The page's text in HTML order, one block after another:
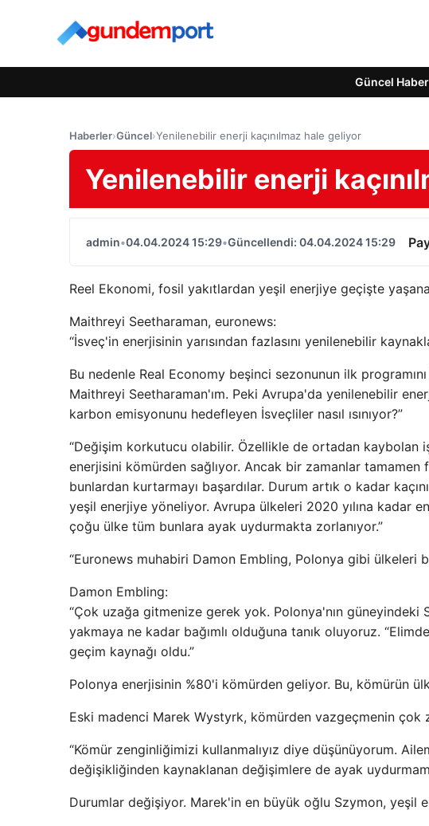
Güncel
Haberler›Güncel›Yenilenebilir enerji kaçınılmaz hale geliyor
Yenilenebilir enerji
admin•04.04.2024 15:29•Güncellendi: 04.04.2024 15:29
Reel Ekonomi, fosil yakıtlardan yeşil enerjiye geçişte
Maithreyi Seetharaman, euronews:
“İsveç'in enerjisinin yarısından fazlasını yenilenebilir
Bu nedenle Real Economy beşinci sezonunun ilk
Maithreyi Seetharaman'ım. Peki Avrupa'da yenilenebilir
karbon emisyonunu hedefleyen İsveçliler nasıl ısınıyor?”
“Değişim korkutucu olabilir. Özellikle de ortadan kaybolan
enerjisini kömürden sağlıyor. Ancak bir zamanlar tamamen
bunlardan kurtarmayı başardılar. Durum artık o kadar
yeşil enerjiye yöneliyor. Avrupa ülkeleri 2020 yılına kadar
çoğu ülke tüm bunlara ayak uydurmakta zorlanıyor.”
“Euronews muhabiri Damon Embling, Polonya gibi ülkeleri
Damon Embling:
“Çok uzağa gitmenize gerek yok. Polonya'nın
yakmaya ne kadar bağımlı olduğuna tanık oluyoruz.
geçim kaynağı oldu.”
Polonya enerjisinin %80'i kömürden geliyor. Bu, kömürün
Eski madenci Marek Wystyrk, kömürden vazgeçmenin çok
“Kömür zenginliğimizi kullanmalıyız diye düşünüyorum.
değişikliğinden kaynaklanan değişimlere de ayak
Durumlar değişiyor. Marek'in en büyük oğlu Szymon, yeşil